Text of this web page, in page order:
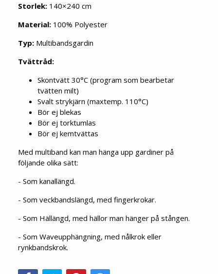
Storlek: 140×240 cm
Material: 100% Polyester
Typ: Multibandsgardin
Tvättråd:
Skontvätt 30°C (program som bearbetar
tvätten milt)
Svalt strykjärn (maxtemp. 110°C)
Bör ej blekas
Bör ej torktumlas
Bör ej kemtvättas
Med multiband kan man hänga upp gardiner på
följande olika sätt:
- Som kanallängd.
- Som veckbandslängd, med fingerkrokar.
- Som Hällängd, med hällor man hänger på stången.
- Som Waveupphängning, med nålkrok eller
rynkbandskrok.